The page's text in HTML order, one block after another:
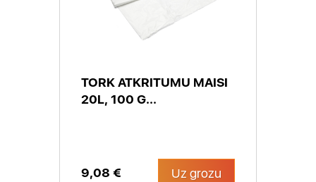
TORK ATKRITUMU MAISI
20L, 100 G...
9,08 € Uz grozu